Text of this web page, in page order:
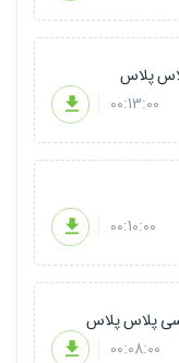
00:13:00
00:10:00
00:08:00